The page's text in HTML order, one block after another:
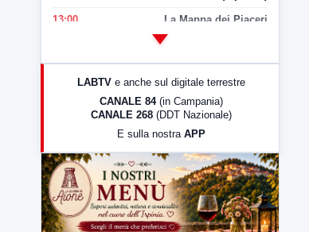
13:00 La Mappa dei Piaceri
LabNews (Diretta)
23:00 LabNews (replica)
LABTV e anche sul digitale terrestre
CANALE 84 (in Campania)
CANALE 268 (DDT Nazionale)
E sulla nostra APP